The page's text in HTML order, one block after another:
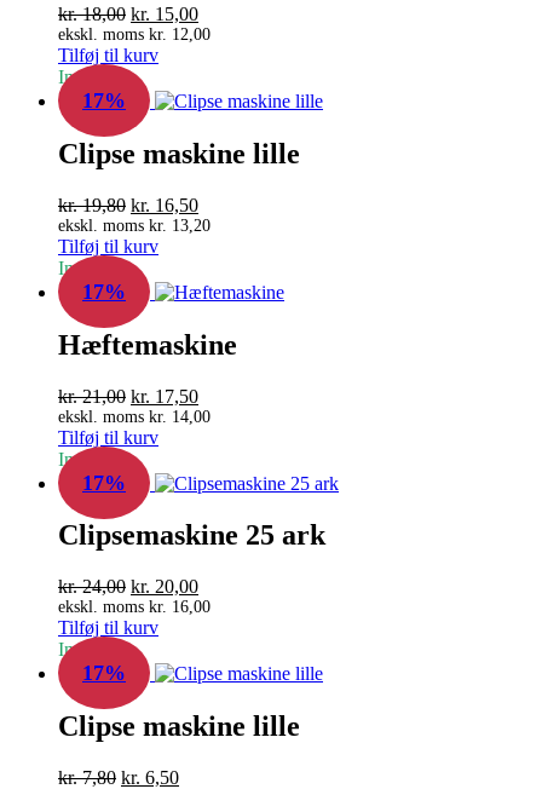
kr.18,00 Den
oprindelige
pris
var:
kr. 18,00.
kr. 15,00Den
aktuelle
kr. 15,00.
ekskl. moms kr. 12,00
Tilføj til kurv
In Stock
17%
Clipse maskine lille
kr.19,80 Den
oprindelige
pris
var:
kr. 19,80.
kr. 16,50Den
aktuelle
kr. 16,50.
ekskl. moms kr. 13,20
Tilføj til kurv
In Stock
17%
Hæftemaskine
kr.21,00 Den
oprindelige
pris
var:
kr. 21,00.
kr. 17,50Den
aktuelle
kr. 17,50.
ekskl. moms kr. 14,00
Tilføj til kurv
In Stock
17%
Clipsemaskine 25 ark
kr.24,00 Den
oprindelige
pris
var:
kr. 24,00.
kr. 20,00Den
aktuelle
kr. 20,00.
ekskl. moms kr. 16,00
Tilføj til kurv
In Stock
17%
Clipse maskine lille
kr.7,80 Den
kr. 6,50Den